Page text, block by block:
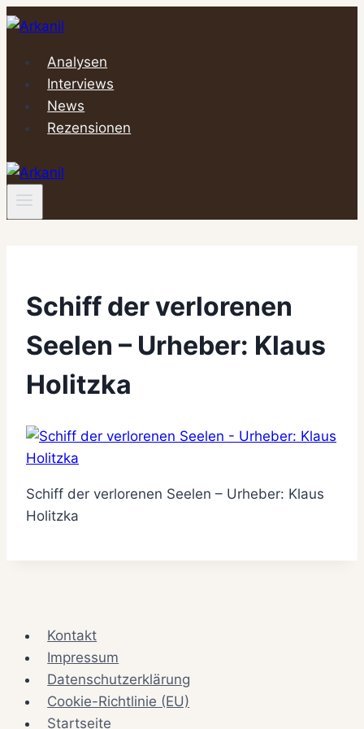
Zum
springenAnalysen
Interviews
News
Rezensionen
Schiff der verlorenen
Seelen – Urheber: Klaus
Holitzka
Schiff der verlorenen Seelen – Urheber: Klaus
Holitzka
Kontakt
Impressum
Datenschutzerklärung
Cookie-Richtlinie (EU)
Startseite